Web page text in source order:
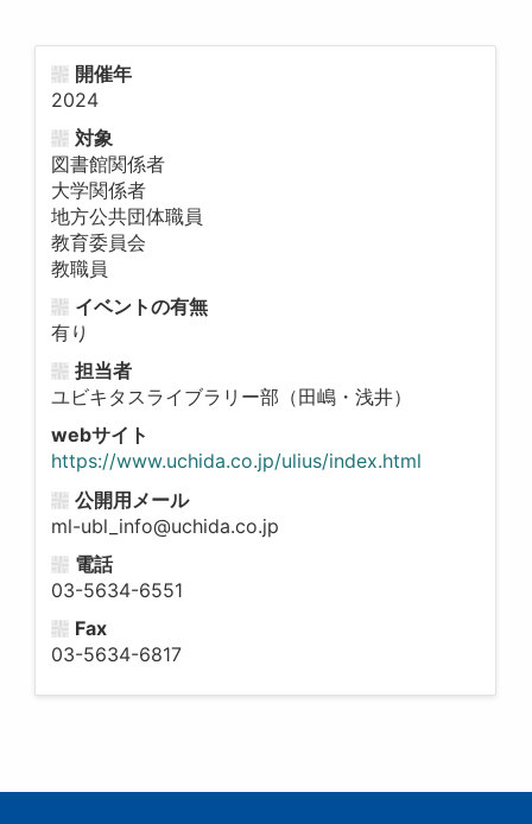
開催年
2024
対象
図書館関係者
大学関係者
地方公共団体職員
教育委員会
教職員
イベントの有無
有り
担当者
ユビキタスライブラリー部（田嶋・浅井）
webサイト
https://www.uchida.co.jp/ulius/index.html
公開用メール
ml-ubl_info@uchida.co.jp
電話
03-5634-6551
Fax
03-5634-6817